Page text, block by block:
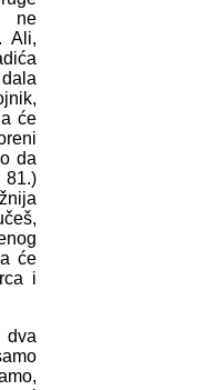
ne
Ali,
će
da
81.)
će
i
dva